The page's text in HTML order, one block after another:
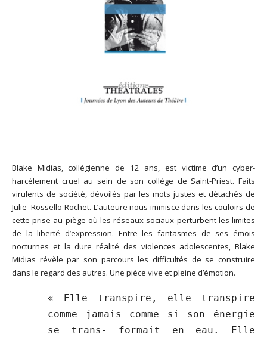
Blake Midias, collégienne de 12 ans, est victime d’un cyber-
harcèlement cruel au sein de son collège de Saint-Priest. Faits
virulents de société, dévoilés par les mots justes et détachés de
Julie Rossello-Rochet. L’auteure nous immisce dans les couloirs de
cette prise au piège où les réseaux sociaux perturbent les limites
de la liberté d’expression. Entre les fantasmes de ses émois
nocturnes et la dure réalité des violences adolescentes, Blake
Midias révèle par son parcours les difficultés de se construire
dans le regard des autres. Une pièce vive et pleine d’émotion.
« Elle transpire, elle transpire
comme jamais comme si son énergie
se trans- formait en eau. Elle